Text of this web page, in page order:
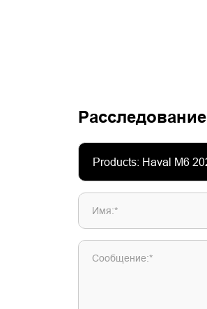
Расследование
Имя:*
Сообщение:*